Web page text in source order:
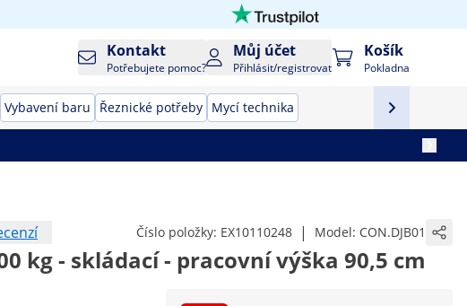
Kontakt
Potřebujete pomoc?
Můj účet
Přihlásit/registrovat
Košík
Pokladna
Vybavení baru Řeznické potřeby Mycí technika
Číslo položky: EX10110248 | Model: CON.DJB01
kg - skládací - pracovní výška 90,5 cm